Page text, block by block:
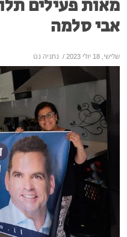
מאות פעילים
אבי סלמה
שלישי, 18 יולי 2023 / נתניה נט